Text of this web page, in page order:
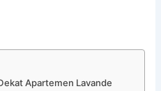
Apartemen Lavande